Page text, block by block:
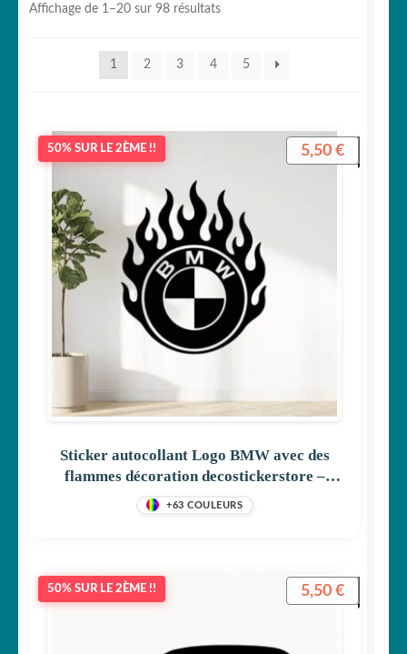
Affichage de 1–20 sur 98 résultatsTrié
récent
ancien
1 2 3 4 5
50% SUR LE 2ÈME !!
Sticker autocollant Logo BMW avec des
flammes décoration decostickerstore –
XWMW0E
+63 COULEURS
5,50 €
50% SUR LE 2ÈME !! 5,50 €